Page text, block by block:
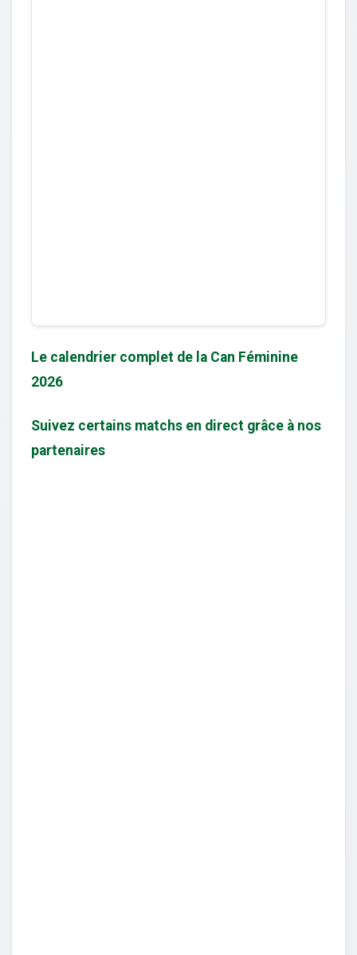
Le calendrier complet de la Can Féminine
2026
Suivez certains matchs en direct grâce à nos
partenaires